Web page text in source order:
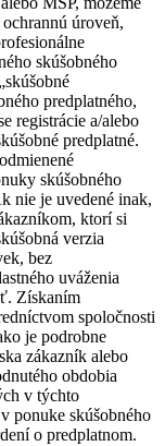
úroveň,
skúšobného
„skúšobné
predplatného,
registrácie a/alebo
predplatné.
skúšobného
nie je uvedené inak,
ktorí si
verzia
bez
uváženia
Získaním
spoločnosti
je podrobne
zákazník alebo
obdobia
v týchto
ponuke skúšobného
o predplatnom.